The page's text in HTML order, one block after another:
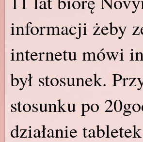
informacji żeby
internetu mówi
był stosunek.
stosunku po
działanie